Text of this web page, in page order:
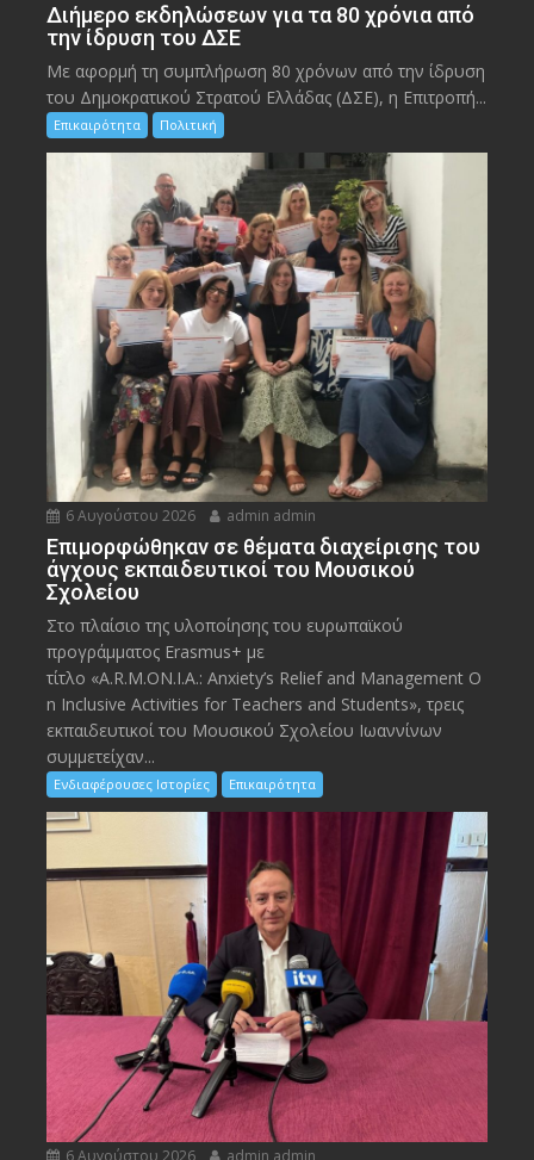
Διήμερο εκδηλώσεων για τα 80 χρόνια από
την ίδρυση του ΔΣΕ
Με αφορμή τη συμπλήρωση 80 χρόνων από την ίδρυση
του Δημοκρατικού Στρατού Ελλάδας (ΔΣΕ), η Επιτροπή...
Επικαιρότητα Πολιτική
6 Αυγούστου 2026 admin admin
Eπιμορφώθηκαν σε θέματα διαχείρισης του
άγχους εκπαιδευτικοί του Μουσικού
Σχολείου
Στο πλαίσιο της υλοποίησης του ευρωπαϊκού
προγράμματος Erasmus+ με
τίτλο «A.R.M.ON.I.A.: Anxiety’s Relief and Management O
n Inclusive Activities for Teachers and Students», τρεις
εκπαιδευτικοί του Μουσικού Σχολείου Ιωαννίνων
συμμετείχαν...
Ενδιαφέρουσες Ιστορίες Επικαιρότητα